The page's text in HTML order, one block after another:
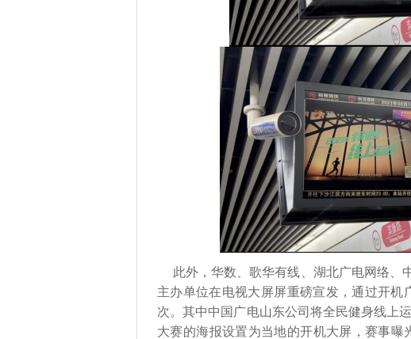
此外，华数、歌华有线、湖北广电网络、
主办单位在电视大屏屏重磅宣发，通过开机
次。其中中国广电山东公司将全民健身线上
大赛的海报设置为当地的开机大屏，赛事曝